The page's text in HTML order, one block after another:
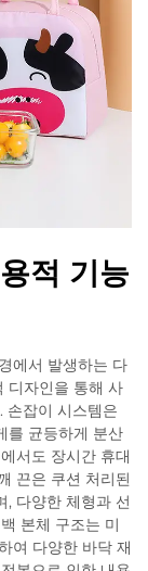
적 기능
에서 발생하는 다
디자인을 통해 사
손잡이 시스템은
를 균등하게 분산
서도 장시간 휴대
끈은 쿠션 처리된
, 다양한 체형과 선
본체 구조는 미
여 다양한 바닥 재